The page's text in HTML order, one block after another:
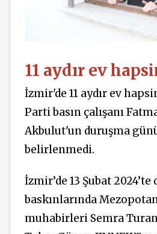
11 aydır ev
İzmir'de 11 aydır ev
Parti basın çalışanı
Akbulut'un duruşma
belirlenmedi.
İzmir’de 13 Şubat
baskınlarında
muhabirleri Semra